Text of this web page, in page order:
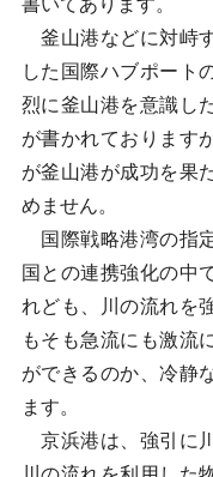
書いてあります。
釜山港などに対峙
した国際ハブポート
烈に釜山港を意識し
が書かれております
が釜山港が成功を果
めません。
国際戦略港湾の指
国との連携強化の中
れども、川の流れを
もそも急流にも激流
ができるのか、冷静
ます。
京浜港は、強引に